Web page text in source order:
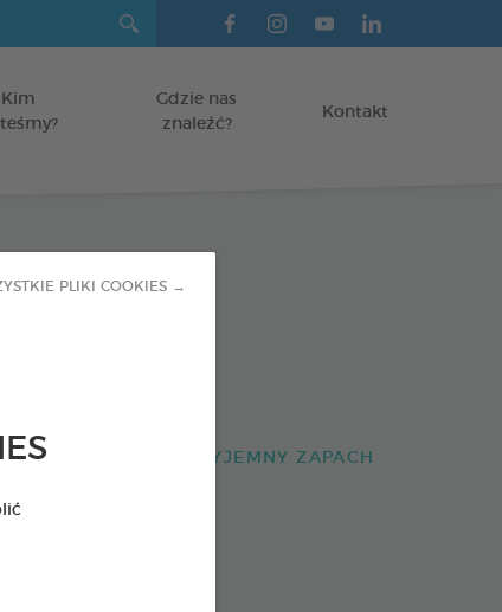
PLIKI COOKIES →
Kim
Gdzie nas
znaleźć?
Kontakt
paski do
NAZĘBNY I NIEPRZYJEMNY ZAPACH